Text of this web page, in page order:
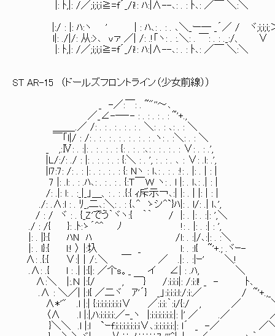
|: ﾄ,|: /／;i;i;i≧=f´_/i!: ﾊ:|∧--､: . : ﾄ､: ／￣ ＼:＼
|:/ : |: ﾊ:ヽ ' | : ﾊ､: . : . ､＼_ー─ _´／ / ヾ;i;i;i;
l|: ./|/: 从:>､ ｖァ ／| /: .!「ヽ: . :.＼: . ￣: . : ._:/、 ∨
|: ﾄ,|: /／;i;i;i≧=f´_/i!: ﾊ:|∧--､: . : ﾄ､: ／￣ ＼:＼
ST AR-15 （ドールズフロントライン（少女前線））
_ -／:￣: . ~"''～､
／_∠-─‐- : . : . : . : ~'+.,
＿＿_.／ /: . : . : . : . : . ＼: . : ､: . : ＼
￣「l|/ : /: . : . : . : . : . : . : .ヽ: . :＼: . : ＼
_ ,:Ⅳ: . :|: . : . : . : {: . : . :､: . : . : . : ∨: . : .',
|L/:/: ./ : |: . : . : . : {:＼ : . ', : . : . ､ : ∨: .l: .',
|l7:7: /: . : |: . : . : . : {: Nヽ : l､: . : . :!: . |: . | : |
7 |: .l: . : .ﾊ､: . : . : . {:Ｔ￣Ｗ ヽ: . l |: . l､: .| : |
/: .|: l: . :_|_」＿、: . : .{:{ ｨ斥示￢､:| |: . | |: | : |
./: .∧:l : . ﾘ_,二､:＼: . : {､^ ゝシ^`}ﾊ|: . l/: .| l､',
/ : / ヾ : . {_Z'でう｀ヾヽ:{ ｀｀ / |: . |: . :|: ',＼
./ : /{ }: .ﾄ:ゝ´^^ ﾉ !: . |: . :| : ',
|: . |}:{ ﾊN ﾊ /l: . :|/､:|: . :＼
|: . l}:{ l:! 〉 |:圦 _ l: . :l{ ~'+.; .ヾｰ-
∧: .{:{ ∨:|│/:.＼ ￣ ／ .|: . :|ｰ' ＼!
.∧: .{ l : .| |:{|: ／个s。_ イ ∠| : .ﾊ, ＼
∧:＼ |:.Ｎ |:{/ , ￣} /:i:i:i|: /:i:l! _ - ﾄ､
.∧ : ＼／| |:l{ ／二ヾ ｱ'´} _」:i:i:i:l:/:i:／ / ~'+.,_
∧*'" .l |:| {:i:i:i:i:i:i:i∨ ／:i:i:｀:i/{:/ , ／
〈∧ .l |:|,ﾊ:i:i:i:i:／-_ヽ |:i:i:i:i:i:i:|: |' ／ .／
}＼＼ .l |:l `ｰf:i:i:i:i:i:i:i∨､:i:i:i:i:i:|: l´ _ -／ ／